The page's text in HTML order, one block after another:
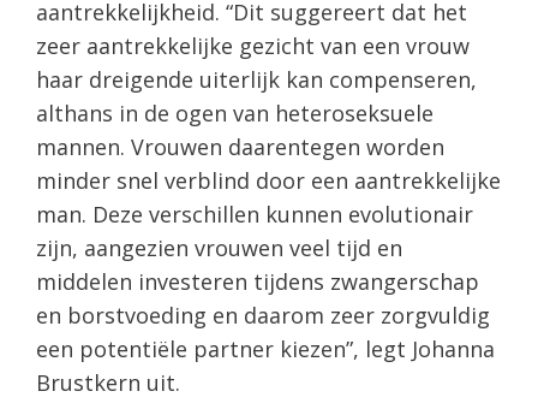
aantrekkelijkheid. “Dit suggereert dat het
zeer aantrekkelijke gezicht van een vrouw
haar dreigende uiterlijk kan compenseren,
althans in de ogen van heteroseksuele
mannen. Vrouwen daarentegen worden
minder snel verblind door een aantrekkelijke
man. Deze verschillen kunnen evolutionair
zijn, aangezien vrouwen veel tijd en
middelen investeren tijdens zwangerschap
en borstvoeding en daarom zeer zorgvuldig
een potentiële partner kiezen”, legt Johanna
Brustkern uit.